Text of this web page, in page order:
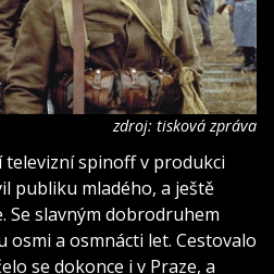
zdroj: tisková zpráva
spinoff v produkci
publiku mladého, a ještě
Se slavným dobrodruhem
osmi a osmnácti let. Cestovalo
se dokonce i v Praze, a